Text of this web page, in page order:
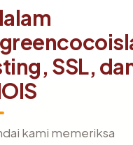
SSL,
kami memeriksa